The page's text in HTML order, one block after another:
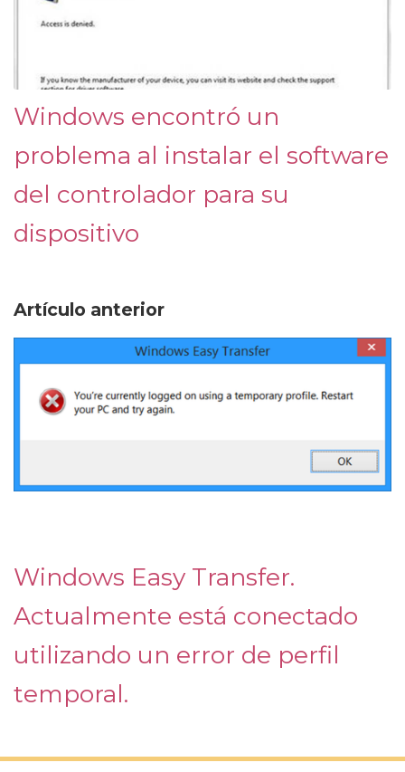
Windows encontró un
problema al instalar el software
del controlador para su
dispositivo
Artículo anterior
Windows Easy Transfer.
Actualmente está conectado
utilizando un error de perfil
temporal.